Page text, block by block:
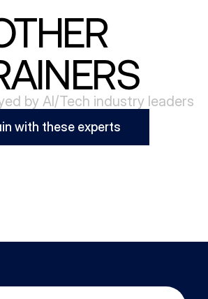
by AI/Tech industry leaders
with these experts